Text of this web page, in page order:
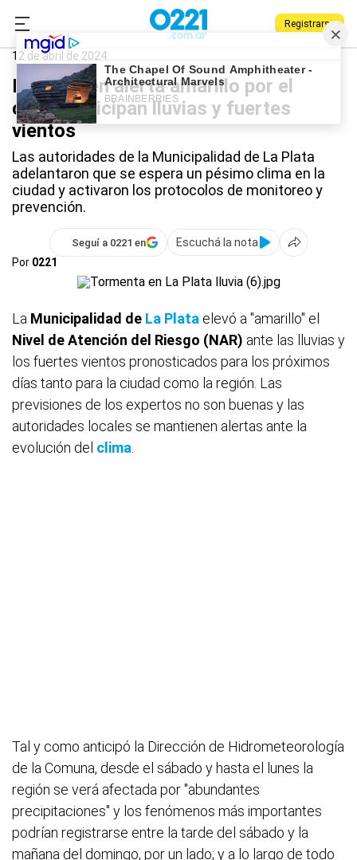
Registrarse
0221.com.ar Berisso
12 de abril de 2024
La Plata en alerta amarillo por el
clima: anticipan lluvias y fuertes
vientos
Las autoridades de la Municipalidad de La Plata
adelantaron que se espera un pésimo clima en la
ciudad y activaron los protocolos de monitoreo y
prevención.
Seguí a 0221 en
Escuchá la nota
Por 0221
La Municipalidad de La Plata elevó a "amarillo" el
Nivel de Atención del Riesgo (NAR) ante las lluvias y
los fuertes vientos pronosticados para los próximos
días tanto para la ciudad como la región. Las
previsiones de los expertos no son buenas y las
autoridades locales se mantienen alertas ante la
evolución del clima
Tal y como anticipó la Dirección de Hidrometeorología
de la Comuna, desde el sábado y hasta el lunes la
región se verá afectada por "abundantes
precipitaciones" y los fenómenos más importantes
podrían registrarse entre la tarde del sábado y la
mañana del domingo, por un lado; y a lo largo de todo